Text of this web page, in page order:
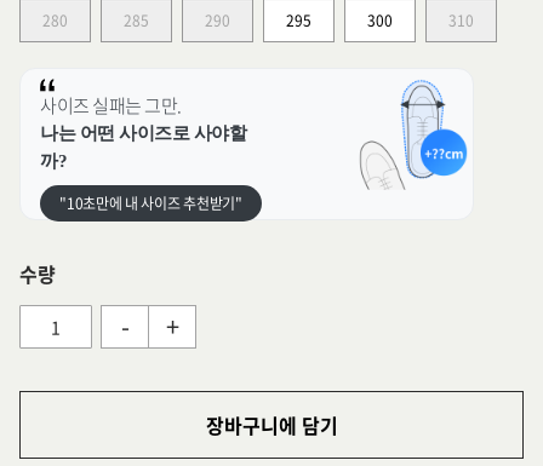
280 285 290 295 300 310
사이즈 실패는 그만.
나는 어떤 사이즈로 사야할
까?
"10초만에 내 사이즈 추천받기"
수량
- +
장바구니에 담기